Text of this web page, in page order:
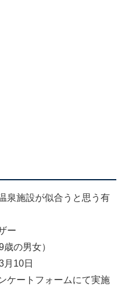
泉施設が似合うと思う有
ー
の男女）
月10日
ケートフォームにて実施